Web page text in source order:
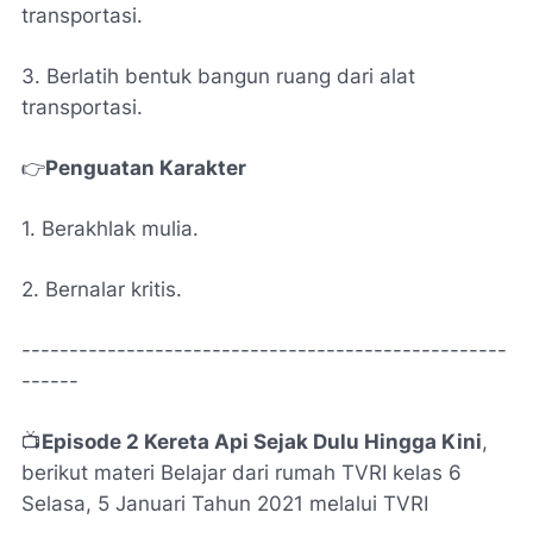
transportasi.
3. Berlatih bentuk bangun ruang dari alat
transportasi.
👉Penguatan Karakter
1. Berakhlak mulia.
2. Bernalar kritis.
---------------------------------------------------
------
📺Episode 2 Kereta Api Sejak Dulu Hingga Kini,
berikut materi Belajar dari rumah TVRI kelas 6
Selasa, 5 Januari Tahun 2021 melalui TVRI